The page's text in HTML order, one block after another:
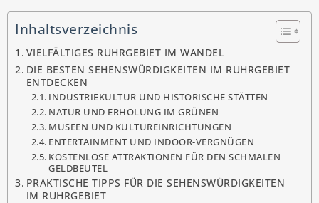
Inhaltsverzeichnis
VIELFÄLTIGES RUHRGEBIET IM WANDEL
DIE BESTEN SEHENSWÜRDIGKEITEN IM RUHRGEBIET
ENTDECKEN
INDUSTRIEKULTUR UND HISTORISCHE STÄTTEN
NATUR UND ERHOLUNG IM GRÜNEN
MUSEEN UND KULTUREINRICHTUNGEN
ENTERTAINMENT UND INDOOR-VERGNÜGEN
KOSTENLOSE ATTRAKTIONEN FÜR DEN SCHMALEN
GELDBEUTEL
PRAKTISCHE TIPPS FÜR DIE SEHENSWÜRDIGKEITEN
IM RUHRGEBIET